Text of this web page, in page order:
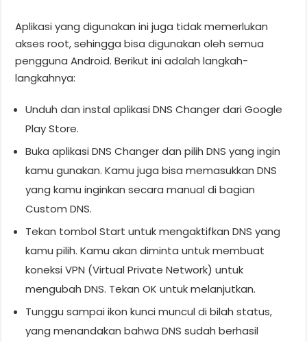
Aplikasi yang digunakan ini juga tidak memerlukan
akses root, sehingga bisa digunakan oleh semua
pengguna Android. Berikut ini adalah langkah-
langkahnya:
Unduh dan instal aplikasi DNS Changer dari Google
Play Store.
Buka aplikasi DNS Changer dan pilih DNS yang ingin
kamu gunakan. Kamu juga bisa memasukkan DNS
yang kamu inginkan secara manual di bagian
Custom DNS.
Tekan tombol Start untuk mengaktifkan DNS yang
kamu pilih. Kamu akan diminta untuk membuat
koneksi VPN (Virtual Private Network) untuk
mengubah DNS. Tekan OK untuk melanjutkan.
Tunggu sampai ikon kunci muncul di bilah status,
yang menandakan bahwa DNS sudah berhasil